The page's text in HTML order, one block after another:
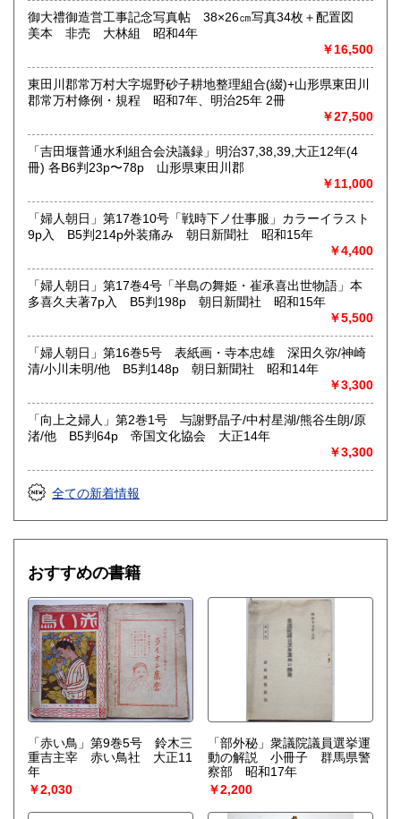
和本・開拓/植民資料・戦時資料・文学一般・詩歌句集・児童
書 ・児童資料・芸能/サブカル・広告資料・ポスター・版画/
刷り物 ・絵葉書・双六・地図/鳥瞰図
御大禮御造営工事記念写真帖 38×26㎝写真34枚＋配置図
美本 非売 大林組 昭和4年
￥16,500
東田川郡常万村大字堀野砂子耕地整理組合(綴)+山形県東田川
郡常万村條例・規程 昭和7年、明治25年 2冊
￥27,500
「吉田堰普通水利組合会決議録」明治37,38,39,大正12年(4
冊) 各B6判23p〜78p 山形県東田川郡
￥11,000
「婦人朝日」第17巻10号「戦時下ノ仕事服」カラーイラスト
9p入 B5判214p外装痛み 朝日新聞社 昭和15年
￥4,400
「婦人朝日」第17巻4号「半島の舞姫・崔承喜出世物語」本
多喜久夫著7p入 B5判198p 朝日新聞社 昭和15年
￥5,500
「婦人朝日」第16巻5号 表紙画・寺本忠雄 深田久弥/神崎
清/小川未明/他 B5判148p 朝日新聞社 昭和14年
￥3,300
「向上之婦人」第2巻1号 与謝野晶子/中村星湖/熊谷生朗/原
渚/他 B5判64p 帝国文化協会 大正14年
￥3,300
全ての新着情報
おすすめの書籍
「赤い鳥」第9巻5号 鈴木三
重吉主宰 赤い鳥社 大正11
年
￥2,030
「部外秘」衆議院議員選挙運
動の解説 小冊子 群馬県警
察部 昭和17年
￥2,200